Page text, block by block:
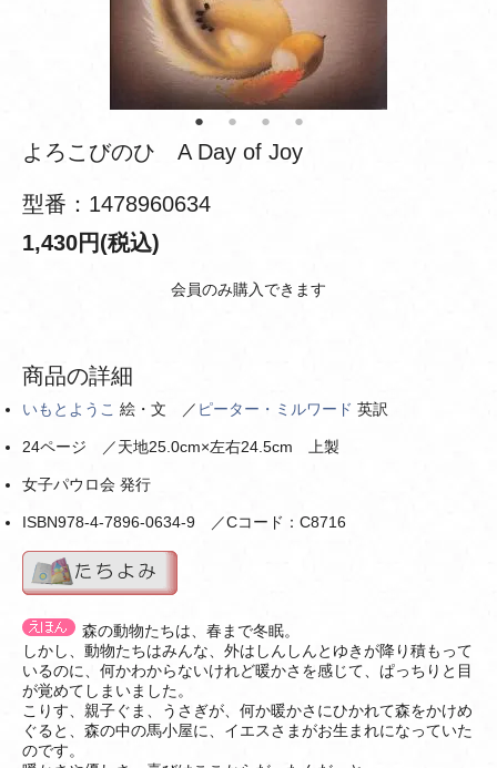
よろこびのひ A Day of Joy
型番：1478960634
1,430円(税込)
会員のみ購入できます
商品の詳細
いもとようこ 絵・文 ／ ピーター・ミルワード 英訳
24ページ ／天地25.0cm×左右24.5cm 上製
女子パウロ会 発行
ISBN978-4-7896-0634-9 ／Cコード：C8716
森の動物たちは、春まで冬眠。
しかし、動物たちはみんな、外はしんしんとゆきが降り積もって
いるのに、何かわからないけれど暖かさを感じて、ぱっちりと目
が覚めてしまいました。
こりす、親子ぐま、うさぎが、何か暖かさにひかれて森をかけめ
ぐると、森の中の馬小屋に、イエスさまがお生まれになっていた
のです。